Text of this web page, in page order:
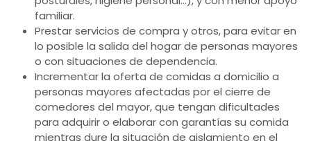
familiar.
Prestar servicios de compra y otros, para evitar en
lo posible la salida del hogar de personas mayores
o con situaciones de dependencia.
Incrementar la oferta de comidas a domicilio a
personas mayores afectadas por el cierre de
comedores del mayor, que tengan dificultades
para adquirir o elaborar con garantías su comida
mientras dure la situación de aislamiento en el